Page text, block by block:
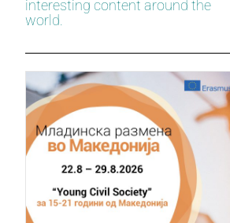
interesting content around the
world.